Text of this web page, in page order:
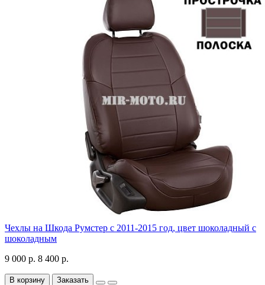
Чехлы на Шкода Румстер с 2011-2015 год, цвет шоколадный с
шоколадным
9 000 р. 8 400 р.
В корзину Заказать